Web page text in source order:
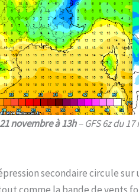
novembre à 13h– GFS 6z du
secondaire circule sur